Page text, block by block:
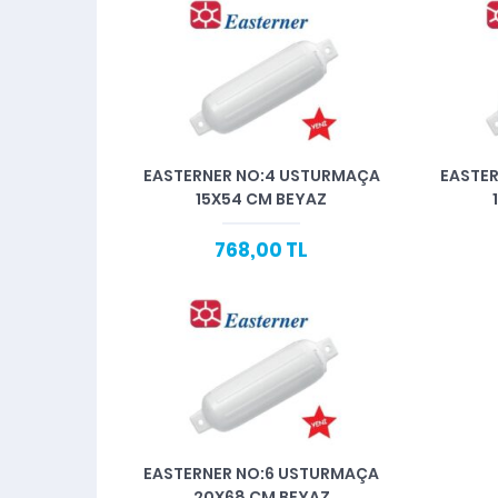
EASTERNER NO:4 USTURMAÇA
15X54 CM BEYAZ
768,00 TL
EASTERNER NO:6 USTURMAÇA